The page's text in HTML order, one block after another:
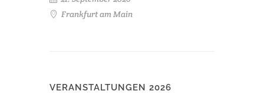
Frankfurt am Main
VERANSTALTUNGEN 2026